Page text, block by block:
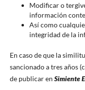
Modificar o
información
Así como
integridad de la
En caso de que la
sancionado a tres años
de publicar en Simiente